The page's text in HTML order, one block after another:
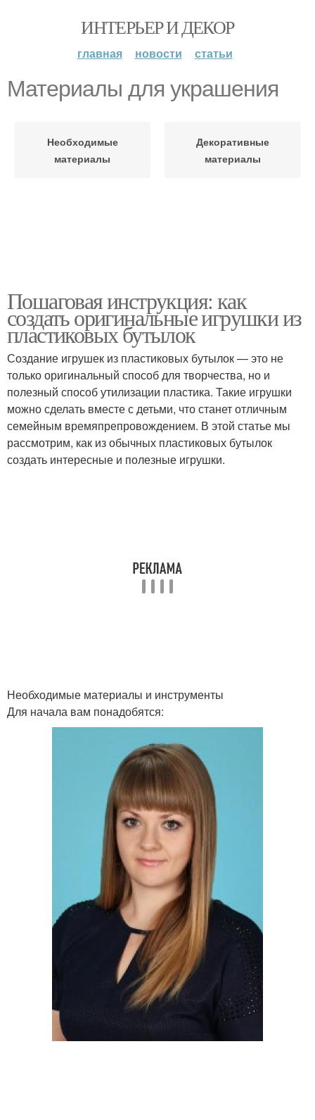
ИНТЕРЬЕР И ДЕКОР
главная новости статьи
Материалы для украшения
Необходимые
материалы
Декоративные
материалы
Пошаговая инструкция: как
создать оригинальные игрушки из
пластиковых бутылок
Создание игрушек из пластиковых бутылок — это не
только оригинальный способ для творчества, но и
полезный способ утилизации пластика. Такие игрушки
можно сделать вместе с детьми, что станет отличным
семейным времяпрепровождением. В этой статье мы
рассмотрим, как из обычных пластиковых бутылок
создать интересные и полезные игрушки.
Необходимые материалы и инструменты
Для начала вам понадобятся: